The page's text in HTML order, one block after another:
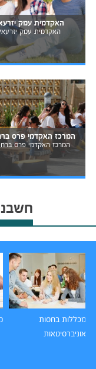
האקדמית עמק
האקדמית עמק
המרכז האקדמי פרס
המרכז האקדמי פרס
מכללות בחסות
אוניברסיטאות